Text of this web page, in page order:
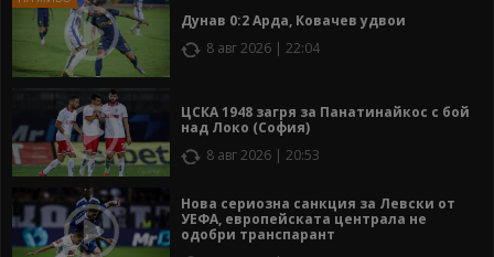
Дунав 0:2 Арда, Ковачев удвои
8 авг 2026 | 22:04
ЦСКА 1948 загря за Панатинайкос с бой
над Локо (София)
8 авг 2026 | 20:53
Нова сериозна санкция за Левски от
УЕФА, европейската централа не
одобри транспарант